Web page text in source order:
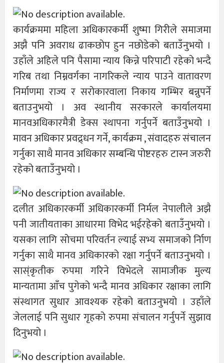
कार्यक्रममा महिला अधिकारकर्मी शुष्मा गिरीले समाजमा
अझै पनि अवराध ढाकछोप हुन नछोडेको बताउँनुभयो ।
उहाँले अहिले पनि पैसामा न्याय किन्ने परिपाटी रहेको भन्दै
गरिब तथा निम्नवर्गका नागरिकले न्याय पाउने वातावरण
निर्माणमा राज्य र सरोकारवाला निकाय गम्भिर बन्नुपर्ने
बताउनुभयो । अव स्थानीय सरकारले कार्यालयमा
मानवअधिकारमैत्री डेक्स स्थापना गर्नुपर्ने बताउँनुभयो ।
मावन अधिकार प्रवद्र्धन गर्ने, कार्यक्रम , संवादहरु संचालन
गर्नुका साथै मानव अधिकार सम्बन्धि पोष्टरहरु टास्न जरुरी
रहेको बताउँनुभयो ।
दलीत अधिकारकर्मी अधिकारकर्मी निर्मल नेपालीले अझै
पनी जातीयताका आधारमा विभेद भईरहेको बताउँनुभयो ।
यसका लागि सोचमा परिवर्तन ल्याई सभ्य समाजको र्निाण
गर्नुका साथै मानव अधिकारको रक्षा गर्नुपर्ने बताउनुभयो ।
सास्ंकृतीक रुपमा गरिने विभेदले सामाजीक मुल्य
मान्यतामा आँच पुगेको भन्दै मानव अधिकार रक्षाका लागि
संस्थागत सुधार आवश्यक रहेको बताउनुभयो । उहाँले
जेललाई पनि सुधार गृहको रुपमा संचालन गर्नुपर्ने सुझाव
दिनुभयो ।